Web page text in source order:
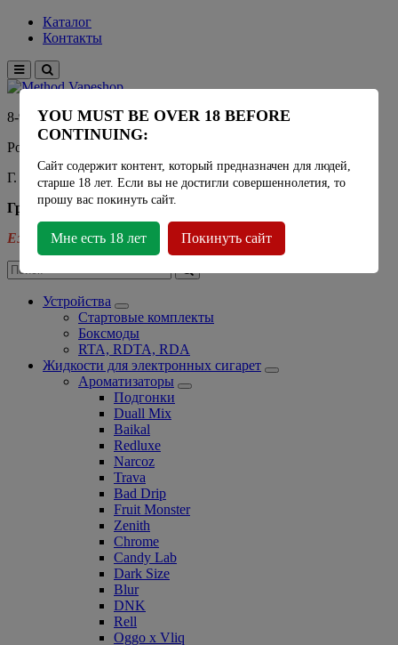
Каталог
Контакты
8-915-450-21-92
Розничный магазин Method Vapeshop
Г. Москва, улица Южнобутовская 36
График работы
Ежедневно - 11:00 - 21:00
Устройства
Стартовые комплекты
Боксмоды
RTA, RDTA, RDA
Жидкости для электронных сигарет
Ароматизаторы
Подгонки
Duall Mix
Baikal
Redluxe
Narcoz
Trava
Bad Drip
Fruit Monster
Zenith
Chrome
Candy Lab
Dark Size
Blur
DNK
Rell
Oggo x Vliq
YOU MUST BE OVER 18 BEFORE
CONTINUING:
Сайт содержит контент, который предназначен для людей,
старше 18 лет. Если вы не достигли совершеннолетия, то
прошу вас покинуть сайт.
Мне есть 18 лет Покинуть сайт